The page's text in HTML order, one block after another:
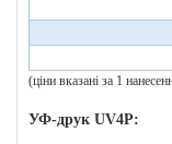
(ціни вказані за 1
УФ-друк UV4P: